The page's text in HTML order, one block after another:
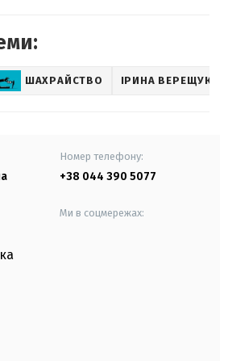
ШАХРАЙСТВО ІРИНА ВЕРЕЩУК
Номер телефону:
+38 044 390 5077
Ми в соцмережах: